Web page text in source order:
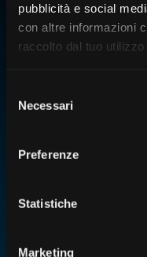
pubblicità e social
con altre informazioni
raccolto dal tuo
delNecessari
Preferenze
Statistiche
Marketing
El análisis de
introdujo en la
instrumento se
estabilidad del